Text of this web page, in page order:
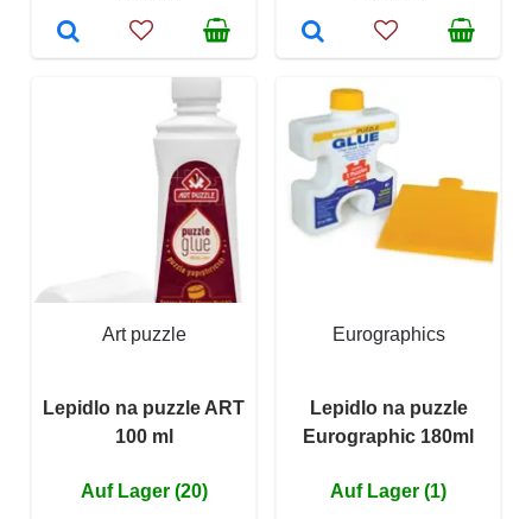
Art puzzle
Lepidlo na puzzle ART
100 ml
Auf Lager (20)
Eurographics
Lepidlo na puzzle
Eurographic 180ml
Auf Lager (1)